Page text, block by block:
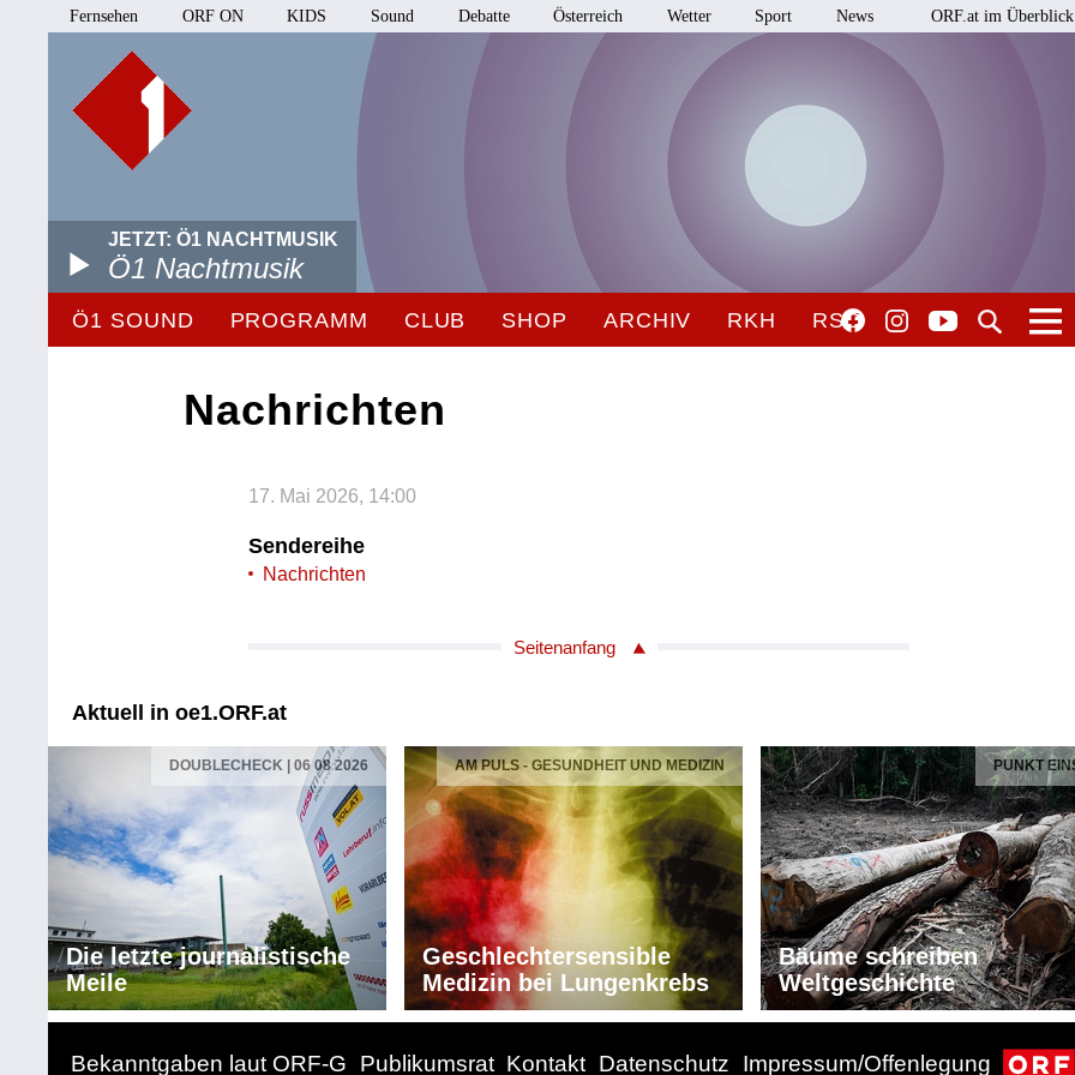
Fernsehen ORF ON KIDS Sound Debatte Österreich Wetter Sport News ORF.at im Überblick
JETZT: Ö1 NACHTMUSIK
Ö1 Nachtmusik
Ö1 SOUND PROGRAMM CLUB SHOP ARCHIV RKH RSO
Nachrichten
17. Mai 2026, 14:00
Sendereihe
Nachrichten
Seitenanfang
Aktuell in oe1.ORF.at
DOUBLECHECK | 06 08 2026
Die letzte journalistische
Meile
AM PULS - GESUNDHEIT UND MEDIZIN
Geschlechtersensible
Medizin bei Lungenkrebs
PUNKT
Bäume schreiben
Weltgeschichte
Bekanntgaben laut ORF-G Publikumsrat Kontakt Datenschutz Impressum/Offenlegung